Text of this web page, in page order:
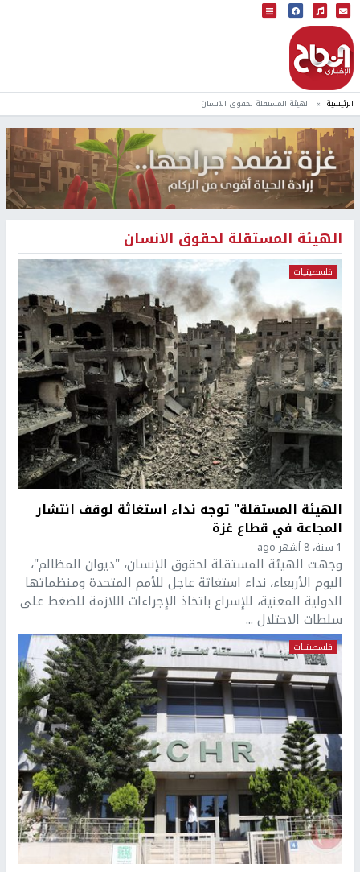
البث المباشر
إذاعة النجاح
الرئيسية الهيئة المستقلة لحقوق الانسان
الهيئة المستقلة لحقوق الانسان
فلسطينيات
الهيئة المستقلة" توجه نداء استغاثة لوقف انتشار
المجاعة في قطاع غزة
1 سنة، 8 أشهر ago
وجهت الهيئة المستقلة لحقوق الإنسان، "ديوان المظالم"،
اليوم الأربعاء، نداء استغاثة عاجل للأمم المتحدة ومنظماتها
الدولية المعنية، للإسراع باتخاذ الإجراءات اللازمة للضغط على
سلطات الاحتلال ...
فلسطينيات